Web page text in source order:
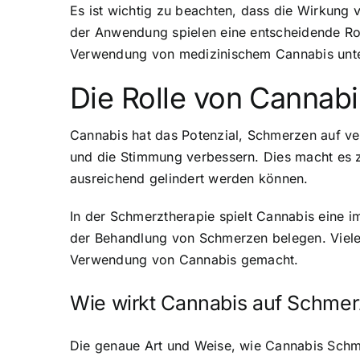
Es ist wichtig zu beachten, dass die Wirkung
der Anwendung spielen eine entscheidende
Verwendung von medizinischem Cannabis
Die Rolle von
Cannabis hat das Potenzial, Schmerzen auf
und die Stimmung verbessern. Dies macht
ausreichend gelindert werden können.
In der Schmerztherapie spielt Cannabis eine
der Behandlung von Schmerzen belegen.
Verwendung von Cannabis gemacht.
Wie wirkt Cannabis auf
Die genaue Art und Weise, wie Cannabis